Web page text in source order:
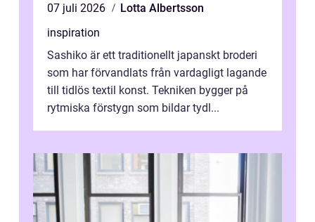
07 juli 2026
Lotta Albertsson
inspiration
Sashiko är ett traditionellt japanskt broderi
som har förvandlats från vardagligt lagande
till tidlös textil konst. Tekniken bygger på
rytmiska förstygn som bildar tydl...